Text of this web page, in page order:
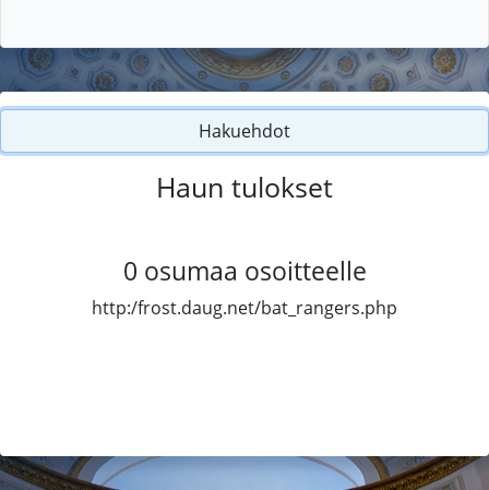
Hakuehdot
Haun tulokset
0 osumaa osoitteelle
http:/frost.daug.net/bat_rangers.php